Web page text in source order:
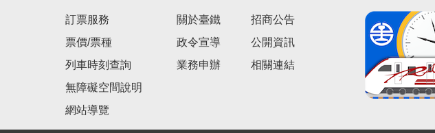
訂票服務
票價/票種
列車時刻查詢
無障礙空間說明
網站導覽
關於臺鐵
政令宣導
業務申辦
招商公告
公開資訊
相關連結